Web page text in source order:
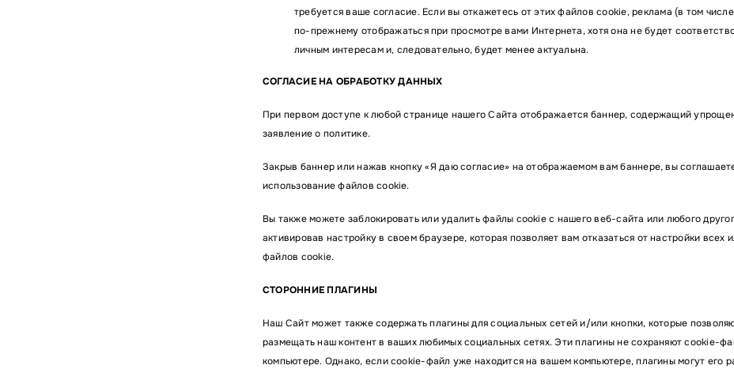
требуется ваше согласие. Если вы откажетесь от этих файлов cookie, реклама (в том
по-прежнему отображаться при просмотре вами Интернета, хотя она не будет
личным интересам и, следовательно, будет менее актуальна.
СОГЛАСИЕ НА ОБРАБОТКУ ДАННЫХ
При первом доступе к любой странице нашего Сайта отображается баннер, содержащий
заявление о политике.
Закрыв баннер или нажав кнопку «Я даю согласие» на отображаемом вам баннере, вы
использование файлов cookie.
Вы также можете заблокировать или удалить файлы cookie с нашего веб-сайта или любого
активировав настройку в своем браузере, которая позволяет вам отказаться от настройки всех
файлов cookie.
СТОРОННИЕ ПЛАГИНЫ
Наш Сайт может также содержать плагины для социальных сетей и/или кнопки, которые
размещать наш контент в ваших любимых социальных сетях. Эти плагины не сохраняют cookie-
компьютере. Однако, если cookie-файл уже находится на вашем компьютере, плагины могут его